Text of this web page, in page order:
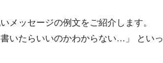
メッセージの例文をご紹介します。
いたらいいのかわからない…」 といっ